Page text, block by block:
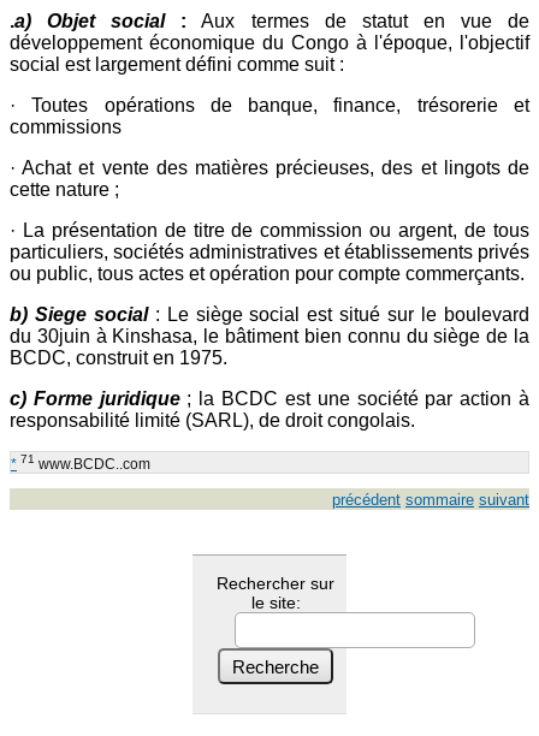
.a) Objet social: Aux termes de statut en vue de
développement économique du Congo à l'époque, l'objectif
social est largement défini comme suit :
· Toutes opérations de banque, finance, trésorerie et
commissions
· Achat et vente des matières précieuses, des et lingots de
cette nature ;
· La présentation de titre de commission ou argent, de tous
particuliers, sociétés administratives et établissements privés
ou public, tous actes et opération pour compte commerçants.
b) Siege social: Le siège social est situé sur le boulevard
du 30juin à Kinshasa, le bâtiment bien connu du siège de la
BCDC, construit en 1975.
c) Forme juridique; la BCDC est une société par action à
responsabilité limité (SARL), de droit congolais.
* 71 www.BCDC..com
précédent sommaire suivant
Rechercher sur
le site: